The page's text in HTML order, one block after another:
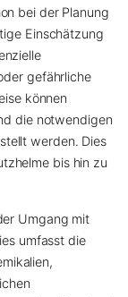
bei der Planung
Einschätzung
gefährliche
können
die notwendigen
werden. Dies
bis hin zu
Umgang mit
umfasst die